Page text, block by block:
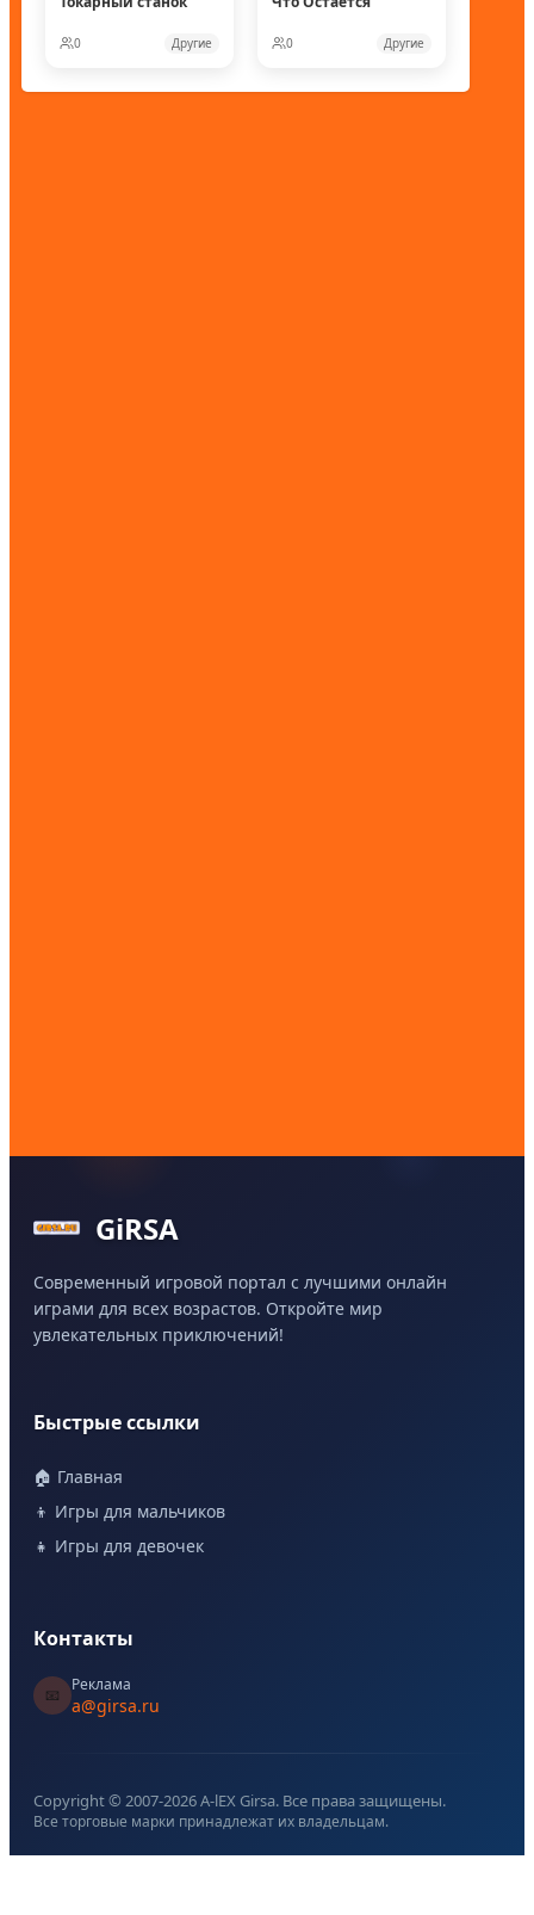
0 Другие 0 Другие
GiRSA
Современный игровой портал с лучшими онлайн
играми для всех возрастов. Откройте мир
увлекательных приключений!
Быстрые ссылки
🏠 Главная
👦 Игры для мальчиков
👧 Игры для девочек
Контакты
📧
Реклама
a@girsa.ru
Copyright © 2007-2026A-lEX Girsa. Все права защищены.
Все торговые марки принадлежат их владельцам.